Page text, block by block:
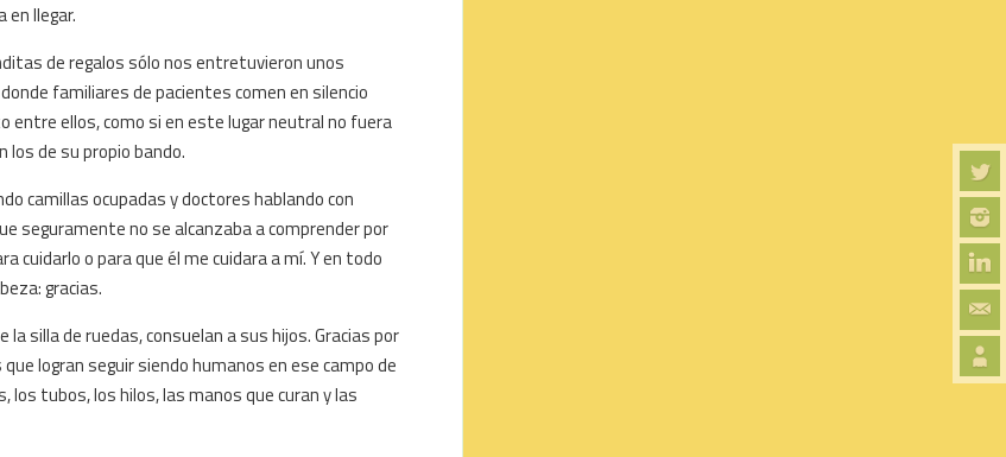
llegar.
de regalos sólo nos entretuvieron unos
familiares de pacientes comen en silencio
entre ellos, como si en este lugar neutral no fuera
los de su propio bando.
camillas ocupadas y doctores hablando con
seguramente no se alcanzaba a comprender por
cuidarlo o para que él me cuidara a mí. Y en todo
gracias.
silla de ruedas, consuelan a sus hijos. Gracias por
logran seguir siendo humanos en ese campo de
los tubos, los hilos, las manos que curan y las